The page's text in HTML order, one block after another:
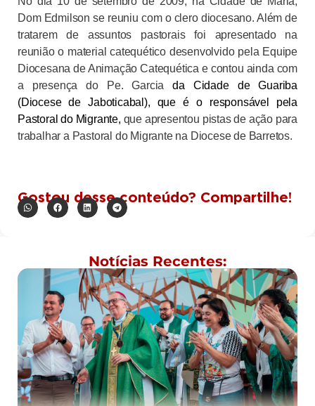
Dom Edmilson se reuniu com o clero diocesano. Além de
tratarem de assuntos pastorais foi apresentado na
reunião o material catequético desenvolvido pela Equipe
Diocesana de Animação Catequética e contou ainda com
a presença do Pe. Garciada Cidade de Guariba
(Diocese de Jaboticabal), que é o responsável pela
Pastoral do Migrante, que apresentou pistas de ação para
trabalhar a Pastoral do Migrante na Diocese de Barretos.
Gostou desse conteúdo? Compartilhe!
Notícias Recentes: